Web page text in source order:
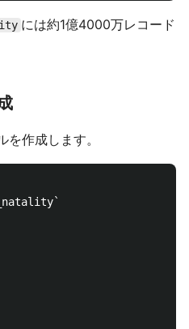
には約1億4000万レコード
作成します。